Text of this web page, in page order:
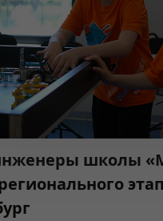
школы